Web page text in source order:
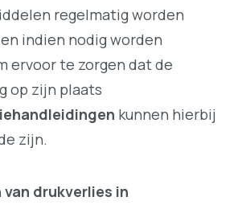
regelmatig worden
indien nodig worden
ervoor te zorgen dat de
op zijn plaats
kunnen hierbij
zijn.
van drukverlies in